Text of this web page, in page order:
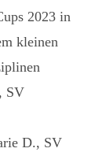
2023 in
kleinen
SV
D., SV